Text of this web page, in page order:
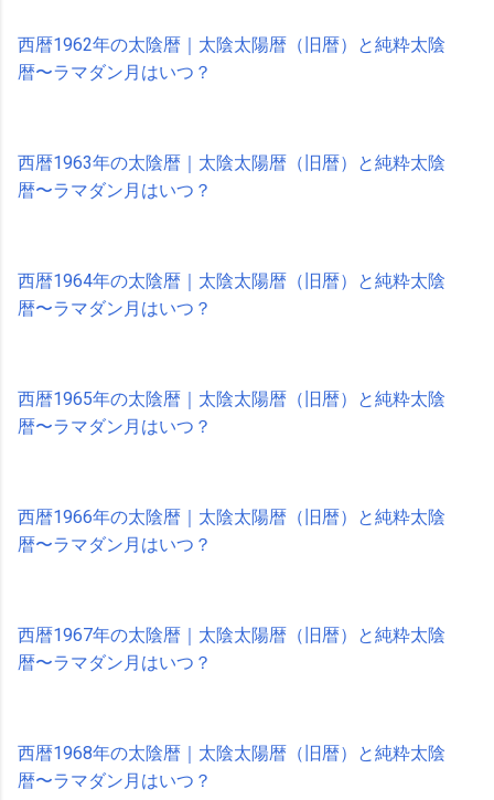
西暦1962年の太陰暦｜太陰太陽暦（旧暦）と純粋太陰
暦〜ラマダン月はいつ？
西暦1963年の太陰暦｜太陰太陽暦（旧暦）と純粋太陰
暦〜ラマダン月はいつ？
西暦1964年の太陰暦｜太陰太陽暦（旧暦）と純粋太陰
暦〜ラマダン月はいつ？
西暦1965年の太陰暦｜太陰太陽暦（旧暦）と純粋太陰
暦〜ラマダン月はいつ？
西暦1966年の太陰暦｜太陰太陽暦（旧暦）と純粋太陰
暦〜ラマダン月はいつ？
西暦1967年の太陰暦｜太陰太陽暦（旧暦）と純粋太陰
暦〜ラマダン月はいつ？
西暦1968年の太陰暦｜太陰太陽暦（旧暦）と純粋太陰
暦〜ラマダン月はいつ？